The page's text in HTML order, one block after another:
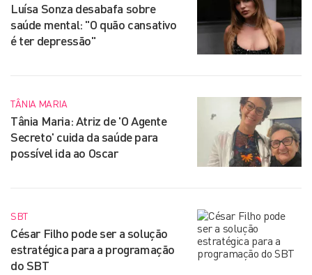
Luísa Sonza desabafa sobre
saúde mental: "O quão cansativo
é ter depressão"
TÂNIA MARIA
Tânia Maria: Atriz de 'O Agente
Secreto' cuida da saúde para
possível ida ao Oscar
SBT
César Filho pode ser a solução
estratégica para a programação
do SBT